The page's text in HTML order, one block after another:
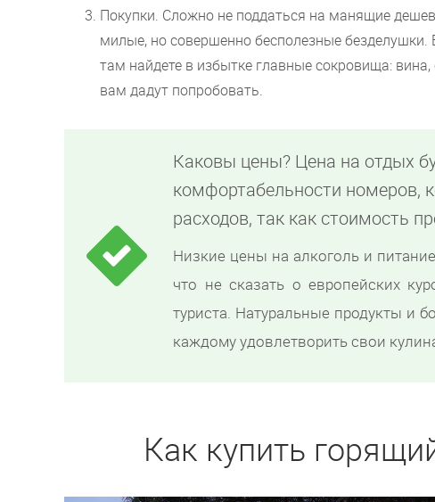
Покупки. Сложно не поддаться на манящие
милые, но совершенно бесполезные
там найдете в избытке главные сокровища:
вам дадут попробовать.
Каковы цены? Цена на отдых
комфортабельности номеров,
расходов, так как стоимость
Низкие цены на алкоголь и
что не сказать о европейских
туриста. Натуральные продукты и
каждому удовлетворить свои
Как купить